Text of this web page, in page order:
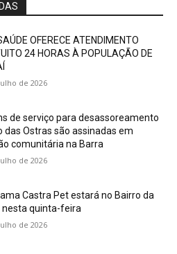
OFERECE ATENDIMENTO
24 HORAS À POPULAÇÃO DE
de 2026
de serviço para desassoreamento
das Ostras são assinadas em
comunitária na Barra
de 2026
Castra Pet estará no Bairro da
nesta quinta-feira
de 2026